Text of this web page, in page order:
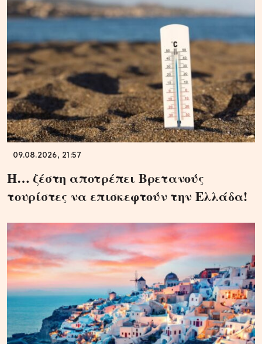
09.08.2026, 21:57
Η… ζέστη αποτρέπει Βρετανούς
τουρίστες να επισκεφτούν την Ελλάδα!